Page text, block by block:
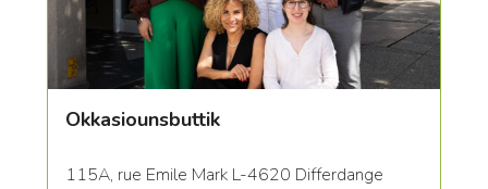
Okkasiounsbuttik
115A, rue Emile Mark L-4620 Differdange